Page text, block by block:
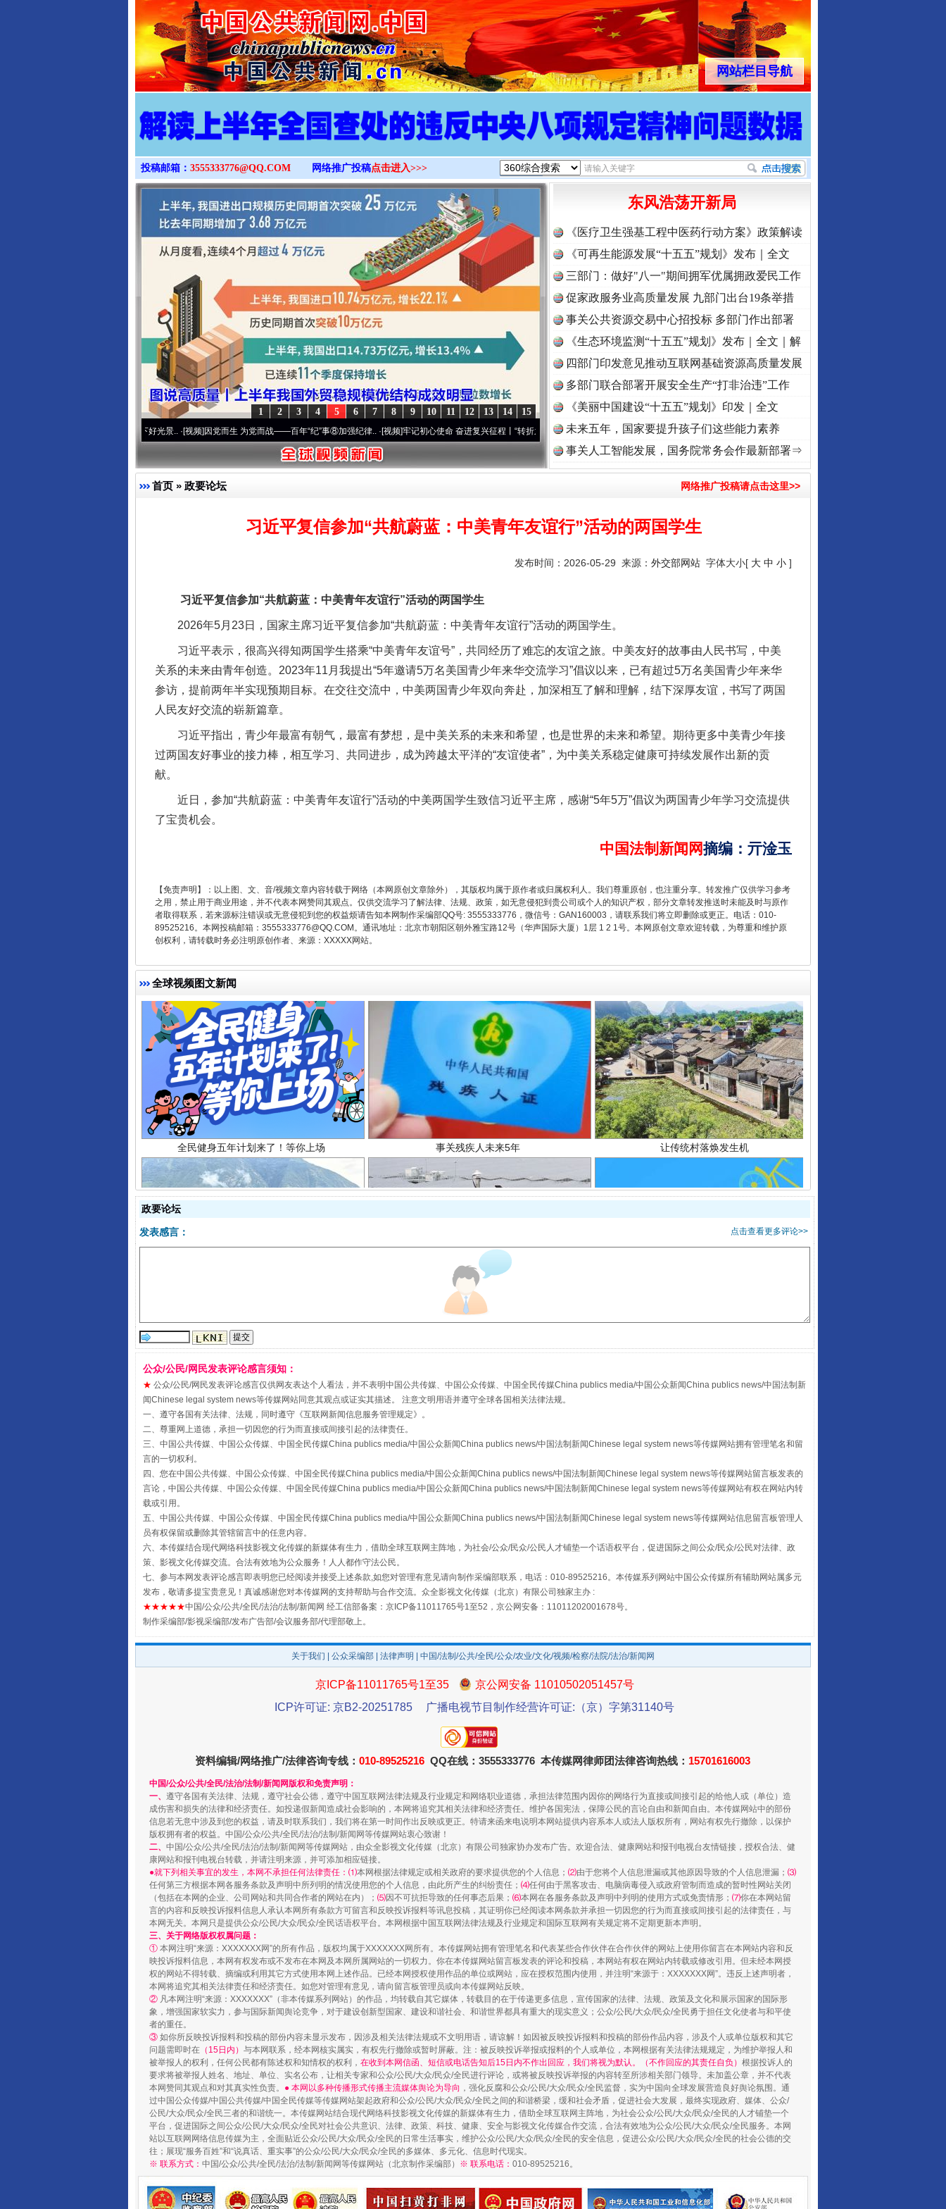
>
网站栏目导航
投稿邮箱： 3555333776@QQ.COM 网络推广投稿点击进入>>>
15
14
13
12
11
10
9
8
7
6
5
4
3
2
1
·[视频]因党而生 为党而战——百年“纪”事⑧加强纪律..·[视频]牢记初心使命 奋进复兴征程丨“转折之城”激荡.. ·[视频]牢记初心使命 奋进复兴征程丨红船起航处 潮起..·[视频]一首歌的时间，读懂乐至的“诗与远方”
东风浩荡开新局
《医疗卫生强基工程中医药行动方案》政策解读
《可再生能源发展“十五五”规划》发布｜全文
三部门：做好"八一"期间拥军优属拥政爱民工作
促家政服务业高质量发展 九部门出台19条举措
事关公共资源交易中心招投标 多部门作出部署
《生态环境监测“十五五”规划》发布｜全文｜解
读
四部门印发意见推动互联网基础资源高质量发展
多部门联合部署开展安全生产“打非治违”工作
《美丽中国建设“十五五”规划》印发｜全文
未来五年，国家要提升孩子们这些能力素养
事关人工智能发展，国务院常务会作最新部署⇒
首页 » 政要论坛 网络推广投稿请点击这里>>
习近平复信参加“共航蔚蓝：中美青年友谊行”活动的两国学生
发布时间：2026-05-29 来源： 外交部网站 字体大小[ 大 中 小 ]
习近平复信参加“共航蔚蓝：中美青年友谊行”活动的两国学生
2026年5月23日，国家主席习近平复信参加“共航蔚蓝：中美青年友谊行”活动的两国学生。
习近平表示，很高兴得知两国学生搭乘“中美青年友谊号”，共同经历了难忘的友谊之旅。中美友好的故事由人民书写，中美
关系的未来由青年创造。2023年11月我提出“5年邀请5万名美国青少年来华交流学习”倡议以来，已有超过5万名美国青少年来华
参访，提前两年半实现预期目标。在交往交流中，中美两国青少年双向奔赴，加深相互了解和理解，结下深厚友谊，书写了两国
人民友好交流的崭新篇章。
习近平指出，青少年最富有朝气，最富有梦想，是中美关系的未来和希望，也是世界的未来和希望。期待更多中美青少年接
过两国友好事业的接力棒，相互学习、共同进步，成为跨越太平洋的“友谊使者”，为中美关系稳定健康可持续发展作出新的贡
献。
近日，参加“共航蔚蓝：中美青年友谊行”活动的中美两国学生致信习近平主席，感谢“5年5万”倡议为两国青少年学习交流提供
了宝贵机会。
中国法制新闻网摘编 ： 亓淦玉
【免责声明】：以上图、文、音/视频文章内容转载于网络（本网原创文章除外），其版权均属于原作者或归属权利人。我们尊重原创，也注重分享。转发推广仅供学习参考
之用，禁止用于商业用途，并不代表本网赞同其观点。仅供交流学习了解法律、法规、政策，如无意侵犯到贵公司或个人的知识产权，部分文章转发推送时未能及时与原作
者取得联系，若来源标注错误或无意侵犯到您的权益烦请告知本网制作采编部QQ号: 3555333776，微信号：GAN160003，请联系我们将立即删除或更正。电话：010-
89525216。本网投稿邮箱：3555333776@QQ.COM。通讯地址：北京市朝阳区朝外雅宝路12号（华声国际大厦）1层 1 2 1号。本网原创文章欢迎转载，为尊重和维护原
创权利，请转载时务必注明原创作者、来源：XXXXX网站。
全球视频图文新闻
东山县通报“牛蛙产品抗生素超标问题” 法徽映军营 权益有保障 让核能赋能千行百业
千年窑火 生生不息 一批国家标准开始实施 从数据变化看反腐深化
揭开“小金库”的免责幌子
受贿1.44亿！段成刚被判无期 从幼儿园到大学，有这些资助 “后车司机肯定在骂我”
全民健身五年计划来了！等你上场 事关残疾人未来5年 让传统村落焕发生机
规模最大的光氢储一体化项目
国家大学科技园优化重塑工作
扯下公款旅游的“隐身衣” 如何以同查同治破解风腐交织难题 养老服务师职业资格制度暂行规定
“蜀中异人”王建安的艺术幻境 一颗心始终滚烫 还老百姓一个明白家底
完善运行机制助力责任有效落实 一纸欠条伤亲情 巡回调解促和解.. 行业协会接连发公告
东山县通报“牛蛙产品抗生素超标问题” 法徽映军营 权益有保障 让核能赋能千行百业
政要论坛
点击查看更多评论>>
发表感言：
公众/公民/网民发表评论感言须知：
★ 公众/公民/网民发表评论感言仅供网友表达个人看法，并不表明中国公共传媒、中国公众传媒、中国全民传媒China publics media/中国公众新闻China publics news/中国法制新
闻Chinese legal system news等传媒网站同意其观点或证实其描述。 注意文明用语并遵守全球各国相关法律法规。
一、遵守各国有关法律、法规，同时遵守《互联网新闻信息服务管理规定》。
二、尊重网上道德，承担一切因您的行为而直接或间接引起的法律责任。
三、中国公共传媒、中国公众传媒、中国全民传媒China publics media/中国公众新闻China publics news/中国法制新闻Chinese legal system news等传媒网站拥有管理笔名和留
言的一切权利。
四、您在中国公共传媒、中国公众传媒、中国全民传媒China publics media/中国公众新闻China publics news/中国法制新闻Chinese legal system news等传媒网站留言板发表的
言论，中国公共传媒、中国公众传媒、中国全民传媒China publics media/中国公众新闻China publics news/中国法制新闻Chinese legal system news等传媒网站有权在网站内转
载或引用。
五、中国公共传媒、中国公众传媒、中国全民传媒China publics media/中国公众新闻China publics news/中国法制新闻Chinese legal system news等传媒网站信息留言板管理人
员有权保留或删除其管辖留言中的任意内容。
六、本传媒结合现代网络科技影视文化传媒的新媒体有生力，借助全球互联网主阵地，为社会/公众/民众/公民人才铺垫一个话语权平台，促进国际之间公众/民众/公民对法律、政
策、影视文化传媒交流。合法有效地为公众服务！人人都作守法公民。
七、参与本网发表评论感言即表明您已经阅读并接受上述条款,如您对管理有意见请向制作采编部联系，电话：010-89525216。本传媒系列网站中国公众传媒所有辅助网站属多元
发布，敬请多提宝贵意见！真诚感谢您对本传媒网的支持帮助与合作交流。众全影视文化传媒（北京）有限公司独家主办 :
★★★★★中国/公众/公共/全民/法治/法制/新闻网 经工信部备案：京ICP备11011765号1至52，京公网安备：11011202001678号。
制作采编部/影视采编部/发布广告部/会议服务部/代理部敬上。
关于我们 公众采编部 法律声明 | 中国/法制/公共/全民/公众/农业/文化/视频/检察/法院/法治/新闻网
京ICP备11011765号1至35
京公网安备 11010502051457号
ICP许可证: 京B2-20251785
广播电视节目制作经营许可证:（京）字第31140号
资料编辑/网络推广/法律咨询专线： 010-89525216 QQ在线：3555333776 本传媒网律师团法律咨询热线： 15701616003
中国/公众/公共/全民/法治/法制/新闻网版权和免责声明：
一、 遵守各国有关法律、法规，遵守社会公德，遵守中国互联网法律法规及行业规定和网络职业道德，承担法律范围内因你的网络行为直接或间接引起的给他人或（单位）造
成伤害和损失的法律和经济责任。如投递假新闻造成社会影响的，本网将追究其相关法律和经济责任。维护各国宪法，保障公民的言论自由和新闻自由。本传媒网站中的部份
信息若无意中涉及到您的权益，请及时联系我们，我们将在第一时间作出反映或更正。特请来函来电说明本网站提供内容系本人或法人版权所有，网站有权先行撤除，以保护
版权拥有者的权益。中国/公众/公共/全民/法治/法制/新闻网等传媒网站衷心致谢！
二、 中国/公众/公共/全民/法治/法制/新闻网等传媒网站，由众全影视文化传媒（北京）有限公司独家协办发布广告。欢迎合法、健康网站和报刊电视台友情链接，授权合法、健
康网站和报刊电视台转载，并请注明来源，并可添加相应链接。
●就下列相关事宜的发生，本网不承担任何法律责任：⑴本网根据法律规定或相关政府的要求提供您的个人信息； ⑵由于您将个人信息泄漏或其他原因导致的个人信息泄漏； ⑶
任何第三方根据本网各服务条款及声明中所列明的情况使用您的个人信息，由此所产生的纠纷责任； ⑷任何由于黑客攻击、电脑病毒侵入或政府管制而造成的暂时性网站关闭
（包括在本网的企业、公司网站和共同合作者的网站在内）； ⑸因不可抗拒导致的任何事态后果； ⑹本网在各服务条款及声明中列明的使用方式或免责情形； ⑺你在本网站留
言的内容和反映投诉报料信息人承认本网所有条款方可留言和反映投诉报料等讯息投稿，其证明你已经阅读本网条款并承担一切因您的行为而直接或间接引起的法律责任，与
本网无关。本网只是提供公众/公民/大众/民众/全民话语权平台。本网根据中国互联网法律法规及行业规定和国际互联网有关规定将不定期更新本声明。
三、关于网络版权权属问题：
① 本网注明“来源：XXXXXXX网”的所有作品，版权均属于XXXXXXX网所有。本传媒网站拥有管理笔名和代表某些合作伙伴在合作伙伴的网站上使用你留言在本网站内容和反
映投诉报料信息，本网有权发布或不发布在本网及本网所属网站的一切权力。你在本传媒网站留言板发表的评论和投稿，本网站有权在网站内转载或修改引用。但未经本网授
权的网站不得转载、摘编或利用其它方式使用本网上述作品。已经本网授权使用作品的单位或网站，应在授权范围内使用，并注明“来源于：XXXXXXX网”。违反上述声明者，
本网将追究其相关法律责任和经济责任。如您对管理有意见，请向留言板管理员或向本传媒网站反映。
② 凡本网注明“来源：XXXXXXX”（非本传媒系列网站）的作品，均转载自其它媒体，转载目的在于传递更多信息，宣传国家的法律、法规、政策及文化和展示国家的国际形
象，增强国家软实力，参与国际新闻舆论竞争，对于建设创新型国家、建设和谐社会、和谐世界都具有重大的现实意义；公众/公民/大众/民众/全民勇于担任文化使者与和平使
者的重任。
③ 如你所反映投诉报料和投稿的部份内容未显示发布，因涉及相关法律法规或不文明用语，请谅解！如因被反映投诉报料和投稿的部份作品内容，涉及个人或单位版权和其它
问题需即时在 （15日内） 与本网联系，经本网核实属实，有权先行撤除或暂时屏蔽。注：被反映投诉举报或报料的个人或单位，本网根据有关法律法规规定，为维护举报人和
被举报人的权利，任何公民都有陈述权和知情权的权利， 在收到本网信函、短信或电话告知后15日内不作出回应，我们将视为默认。（不作回应的其责任自负） 根据投诉人的
要求将被举报人姓名、地址、单位、实名公布，让相关专家和公众/公民/大众/民众/全民进行评论，或将被反映投诉举报的内容转至所涉相关部门领导。未加盖公章，并不代表
本网赞同其观点和对其真实性负责。 ● 本网以多种传播形式传播主流媒体舆论为导向 ，强化反腐和公众/公民/大众/民众/全民监督，实为中国向全球发展营造良好舆论氛围。通
过中国公众传媒/中国公共传媒/中国全民传媒等传媒网站架起政府和公众/公民/大众/民众/全民之间的和谐桥梁，缓和社会矛盾，促进社会大发展，最终实现政府、媒体、公众/
公民/大众/民众/全民三者的和谐统一。本传媒网站结合现代网络科技影视文化传媒的新媒体有生力，借助全球互联网主阵地，为社会公众/公民/大众/民众/全民的人才铺垫一个
平台，促进国际之间公众/公民/大众/民众/全民对社会公共意识、法律、政策、科技、健康、安全与影视文化传媒合作交流，合法有效地为公众/公民/大众/民众/全民服务。本网
站以互联网网络信息传媒为主，全面贴近公众/公民/大众/民众/全民的日常生活事实，维护公众/公民/大众/民众/全民的安全信息，促进公众/公民/大众/民众/全民的社会公德的交
往；展现“服务百姓”和“说真话、重实事”的公众/公民/大众/民众/全民的多媒体、多元化、信息时代现实。
※ 联系方式： 中国/公众/公共/全民/法治/法制/新闻网等传媒网站（北京制作采编部） ※ 联系电话： 010-89525216。